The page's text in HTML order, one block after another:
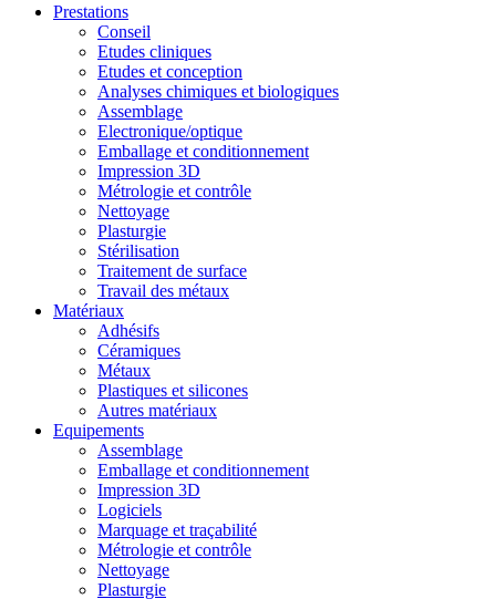
Prestations
Conseil
Etudes cliniques
Etudes et conception
Analyses chimiques et biologiques
Assemblage
Electronique/optique
Emballage et conditionnement
Impression 3D
Métrologie et contrôle
Nettoyage
Plasturgie
Stérilisation
Traitement de surface
Travail des métaux
Matériaux
Adhésifs
Céramiques
Métaux
Plastiques et silicones
Autres matériaux
Equipements
Assemblage
Emballage et conditionnement
Impression 3D
Logiciels
Marquage et traçabilité
Métrologie et contrôle
Nettoyage
Plasturgie